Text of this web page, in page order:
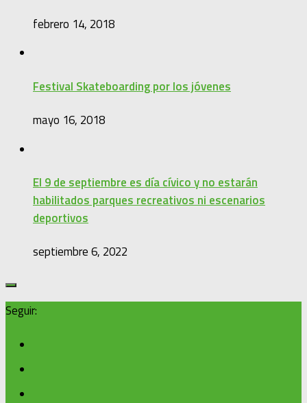
febrero 14, 2018
Festival Skateboarding por los jóvenes
mayo 16, 2018
El 9 de septiembre es día cívico y no estarán
habilitados parques recreativos ni escenarios
deportivos
septiembre 6, 2022
Seguir: